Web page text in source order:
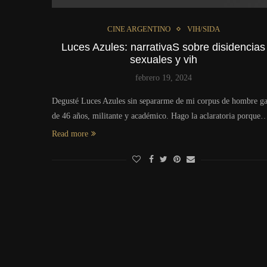
CINE ARGENTINO VIH/SIDA
Luces Azules: narrativaS sobre disidencias
sexuales y vih
febrero 19, 2024
Degusté Luces Azules sin separarme de mi corpus de hombre
de 46 años, militante y académico. Hago la aclaratoria
Read more